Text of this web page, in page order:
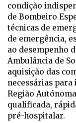
condição
de Bombeiro
técnicas de
de emergência,
ao desempenho
Ambulância de
aquisição das
necessárias
Região
qualificada,
pré-hospitalar.